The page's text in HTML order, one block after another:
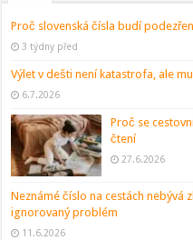
Proč slovenská čísla budí
3 týdny před
Výlet v dešti není katastrofa, ale
6.7.2026
Proč se
čtení
27.6.2026
Neznámé číslo na cestách
ignorovaný problém
11.6.2026